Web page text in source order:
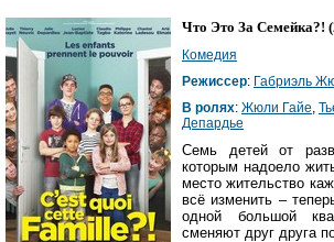
Что Это За Семейка?!
Комедия
Режиссер: Габриэль
В ролях: Жюли Гайе
Депардье
Семь детей от
которым надоело
место жительство
всё изменить –
одной большой
сменяют друг друга